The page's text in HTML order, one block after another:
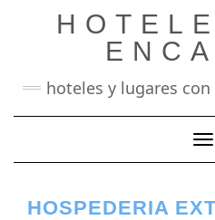
hoteles y lugares
HOSPEDERIA